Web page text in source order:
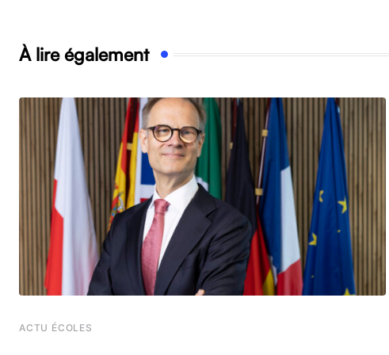
À lire également
ACTU ÉCOLES